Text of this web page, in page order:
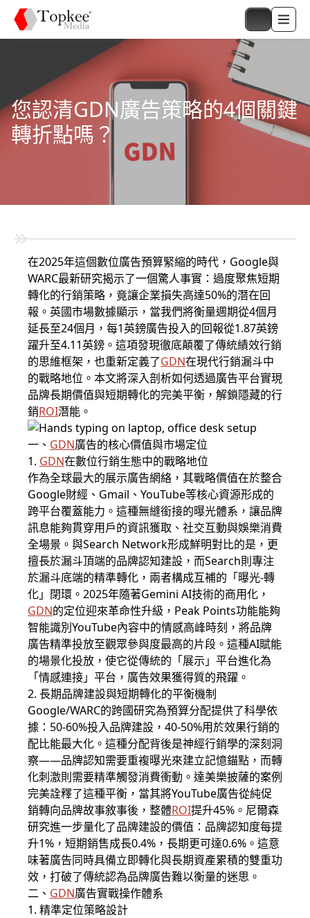
您認清GDN廣告策略的4個關鍵
轉折點嗎？
在2025年這個數位廣告預算緊縮的時代，Google與
WARC最新研究揭示了一個驚人事實：過度聚焦短期
轉化的行銷策略，竟讓企業損失高達50%的潛在回
報。英國市場數據顯示，當我們將衡量週期從4個月
延長至24個月，每1英鎊廣告投入的回報從1.87英鎊
躍升至4.11英鎊。這項發現徹底顛覆了傳統績效行銷
的思維框架，也重新定義了GDN在現代行銷漏斗中
的戰略地位。本文將深入剖析如何透過廣告平台實現
品牌長期價值與短期轉化的完美平衡，解鎖隱藏的行
銷ROI潛能。
一、 GDN廣告的核心價值與市場定位
1. GDN在數位行銷生態中的戰略地位
作為全球最大的展示廣告網絡，其戰略價值在於整合
Google財經、Gmail、YouTube等核心資源形成的
跨平台覆蓋能力。這種無縫銜接的曝光體系，讓品牌
訊息能夠貫穿用戶的資訊獲取、社交互動與娛樂消費
全場景。與Search Network形成鮮明對比的是，更
擅長於漏斗頂端的品牌認知建設，而Search則專注
於漏斗底端的精準轉化，兩者構成互補的「曝光-轉
化」閉環。2025年隨著Gemini AI技術的商用化，
GDN的定位迎來革命性升級，Peak Points功能能夠
智能識別YouTube內容中的情感高峰時刻，將品牌
廣告精準投放至觀眾參與度最高的片段。這種AI賦能
的場景化投放，使它從傳統的「展示」平台進化為
「情感連接」平台，廣告效果獲得質的飛躍。
2. 長期品牌建設與短期轉化的平衡機制
Google/WARC的跨國研究為預算分配提供了科學依
據：50-60%投入品牌建設，40-50%用於效果行銷的
配比能最大化。這種分配背後是神經行銷學的深刻洞
察——品牌認知需要重複曝光來建立記憶錨點，而轉
化刺激則需要精準觸發消費衝動。達美樂披薩的案例
完美詮釋了這種平衡，當其將YouTube廣告從純促
銷轉向品牌故事敘事後，整體ROI提升45%。尼爾森
研究進一步量化了品牌建設的價值：品牌認知度每提
升1%，短期銷售成長0.4%，長期更可達0.6%。這意
味著廣告同時具備立即轉化與長期資產累積的雙重功
效，打破了傳統認為品牌廣告難以衡量的迷思。
二、 GDN廣告實戰操作體系
1. 精準定位策略設計